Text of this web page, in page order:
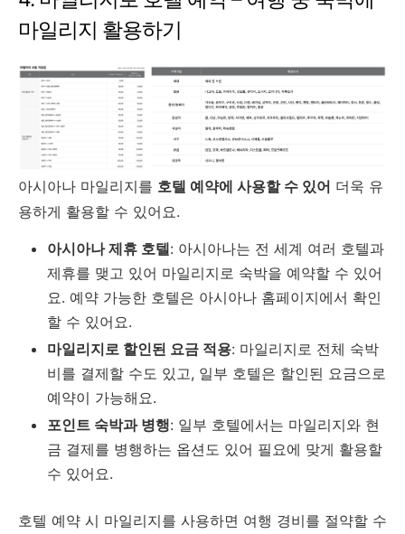
마일리지 활용하기
아시아나 마일리지를 호텔 예약에 사용할 수 있어 더욱 유
용하게 활용할 수 있어요.
아시아나 제휴 호텔: 아시아나는 전 세계 여러 호텔과
제휴를 맺고 있어 마일리지로 숙박을 예약할 수 있어
요. 예약 가능한 호텔은 아시아나 홈페이지에서 확인
할 수 있어요.
마일리지로 할인된 요금 적용: 마일리지로 전체 숙박
비를 결제할 수도 있고, 일부 호텔은 할인된 요금으로
예약이 가능해요.
포인트 숙박과 병행: 일부 호텔에서는 마일리지와 현
금 결제를 병행하는 옵션도 있어 필요에 맞게 활용할
수 있어요.
호텔 예약 시 마일리지를 사용하면 여행 경비를 절약할 수